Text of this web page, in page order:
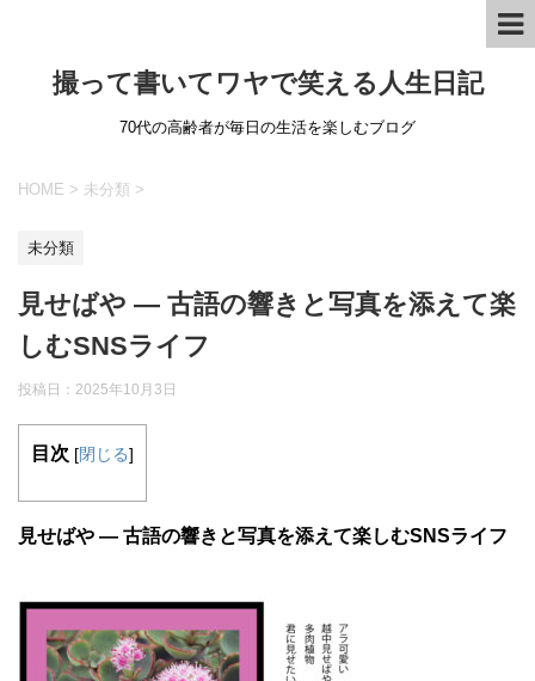
撮って書いてワヤで笑える人生日記
70代の高齢者が毎日の生活を楽しむブログ
HOME > 未分類 >
未分類
見せばや ― 古語の響きと写真を添えて楽
しむSNSライフ
投稿日： 2025年10月3日
目次 [閉じる]
見せばや ― 古語の響きと写真を添えて楽しむSNSライフ